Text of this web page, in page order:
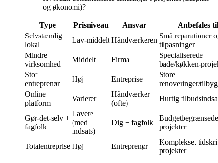
og økonomi)?
Type Prisniveau Ansvar
Anbefales til
Selvstændig
lokal
Lav‑middelt Håndværkeren
Små reparationer
tilpasninger
Mindre
virksomhed
Middelt Firma
Specialiserede
bade/
Stor
entreprenør
Høj Entreprise
Store
renoveringer/
Online
platform
Varierer
Håndværker
(ofte)
Hurtig
Gør‑det‑selv +
fagfolk
Lavere
(med
indsats)
Dig + fagfolk
Budgetbegrænsede
projekter
Totalentreprise Høj Entreprenør
Komplekse,
projekter